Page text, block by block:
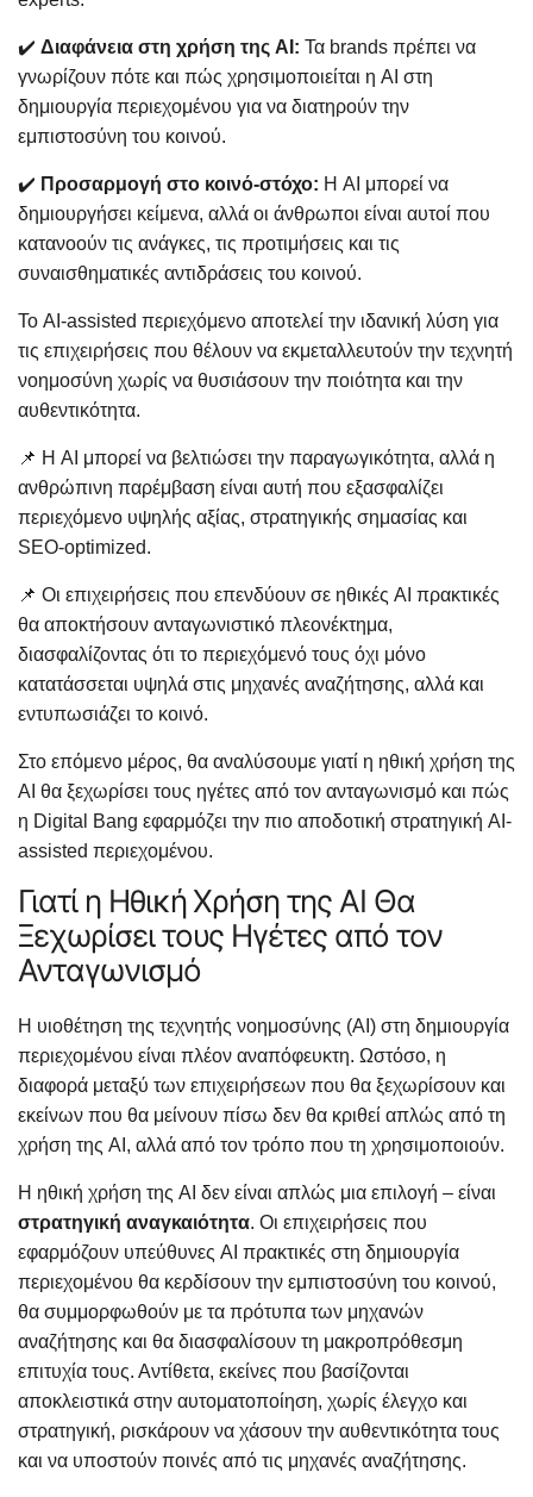
✔️ Διαφάνεια στη χρήση της AI: Τα brands πρέπει να
γνωρίζουν πότε και πώς χρησιμοποιείται η AI στη
δημιουργία περιεχομένου για να διατηρούν την
εμπιστοσύνη του κοινού.
✔️ Προσαρμογή στο κοινό-στόχο: Η AI μπορεί να
δημιουργήσει κείμενα, αλλά οι άνθρωποι είναι αυτοί που
κατανοούν τις ανάγκες, τις προτιμήσεις και τις
συναισθηματικές αντιδράσεις του κοινού.
Το AI-assisted περιεχόμενο αποτελεί την ιδανική λύση για
τις επιχειρήσεις που θέλουν να εκμεταλλευτούν την τεχνητή
νοημοσύνη χωρίς να θυσιάσουν την ποιότητα και την
αυθεντικότητα.
📌 Η AI μπορεί να βελτιώσει την παραγωγικότητα, αλλά η
ανθρώπινη παρέμβαση είναι αυτή που εξασφαλίζει
περιεχόμενο υψηλής αξίας, στρατηγικής σημασίας και
SEO-optimized.
📌 Οι επιχειρήσεις που επενδύουν σε ηθικές AI πρακτικές
θα αποκτήσουν ανταγωνιστικό πλεονέκτημα,
διασφαλίζοντας ότι το περιεχόμενό τους όχι μόνο
κατατάσσεται υψηλά στις μηχανές αναζήτησης, αλλά και
εντυπωσιάζει το κοινό.
Στο επόμενο μέρος, θα αναλύσουμε γιατί η ηθική χρήση της
AI θα ξεχωρίσει τους ηγέτες από τον ανταγωνισμό και πώς
η Digital Bang εφαρμόζει την πιο αποδοτική στρατηγική AI-
assisted περιεχομένου.
Γιατί η Ηθική Χρήση της AI Θα
Ξεχωρίσει τους Ηγέτες από τον
Ανταγωνισμό
Η υιοθέτηση της τεχνητής νοημοσύνης (AI) στη δημιουργία
περιεχομένου είναι πλέον αναπόφευκτη. Ωστόσο, η
διαφορά μεταξύ των επιχειρήσεων που θα ξεχωρίσουν και
εκείνων που θα μείνουν πίσω δεν θα κριθεί απλώς από τη
χρήση της AI, αλλά από τον τρόπο που τη χρησιμοποιούν.
Η ηθική χρήση της AI δεν είναι απλώς μια επιλογή – είναι
στρατηγική αναγκαιότητα. Οι επιχειρήσεις που
εφαρμόζουν υπεύθυνες AI πρακτικές στη δημιουργία
περιεχομένου θα κερδίσουν την εμπιστοσύνη του κοινού,
θα συμμορφωθούν με τα πρότυπα των μηχανών
αναζήτησης και θα διασφαλίσουν τη μακροπρόθεσμη
επιτυχία τους. Αντίθετα, εκείνες που βασίζονται
αποκλειστικά στην αυτοματοποίηση, χωρίς έλεγχο και
στρατηγική, ρισκάρουν να χάσουν την αυθεντικότητα τους
και να υποστούν ποινές από τις μηχανές αναζήτησης.